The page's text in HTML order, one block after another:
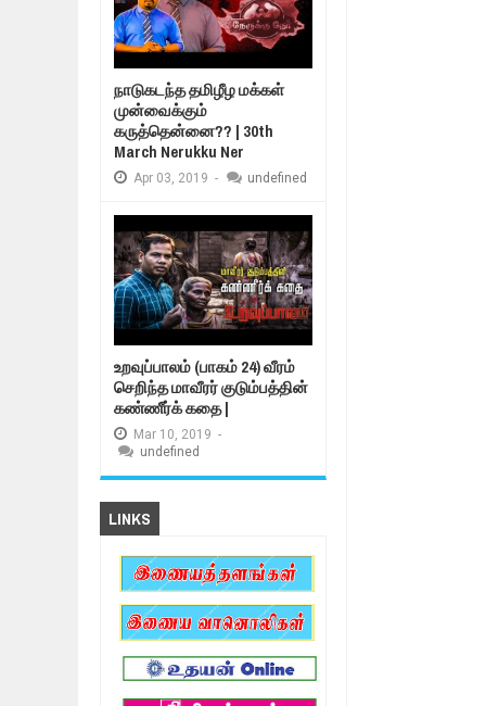
நாடுகடந்த தமிழீழ மக்கள்
முன்வைக்கும்
கருத்தென்னை?? | 30th
March Nerukku Ner
Apr 03, 2019 - undefined
உறவுப்பாலம் (பாகம் 24) வீரம்
செறிந்த மாவீரர் குடும்பத்தின்
கண்ணீர்க் கதை |
Mar 10, 2019 -
undefined
LINKS